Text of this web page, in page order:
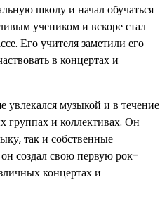
школу и начал обучаться
учеником и вскоре стал
Его учителя заметили его
в концертах и
музыкой и в течение
группах и коллективах. Он
так и собственные
создал свою первую рок-
концертах и